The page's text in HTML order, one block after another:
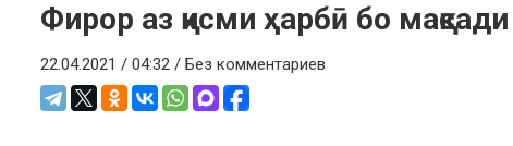
Фирор аз қисми ҳарбӣ бо
22.04.2021 / 04:32 / Без комментариев